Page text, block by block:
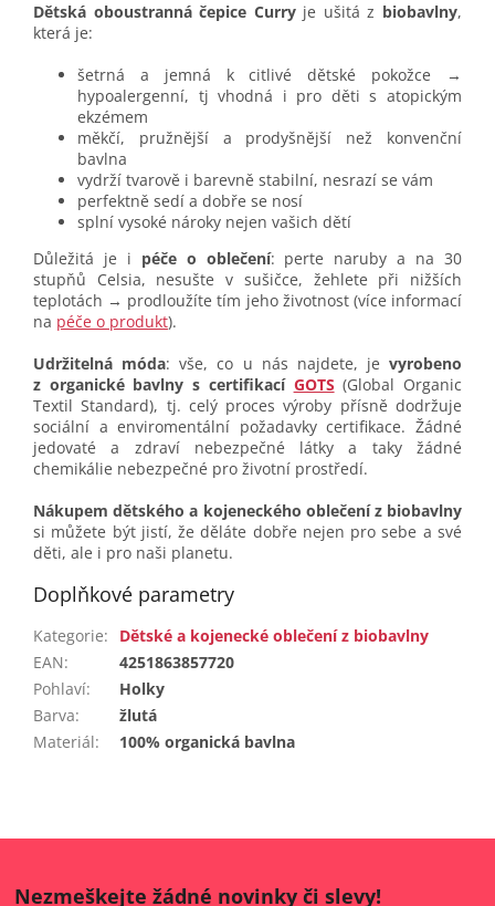
Dětská oboustranná čepice Curry je ušitá z biobavlny,
která je:
šetrná a jemná k citlivé dětské pokožce →
hypoalergenní, tj vhodná i pro děti s atopickým
ekzémem
měkčí, pružnější a prodyšnější než konvenční
bavlna
vydrží tvarově i barevně stabilní, nesrazí se vám
perfektně sedí a dobře se nosí
splní vysoké nároky nejen vašich dětí
Důležitá je i péče o oblečení: perte naruby a na 30
stupňů Celsia, nesušte v sušičce, žehlete při nižších
teplotách → prodloužíte tím jeho životnost (více informací
na péče o produkt).
Udržitelná móda: vše, co u nás najdete, je vyrobeno
z organické bavlny s certifikací GOTS (Global Organic
Textil Standard), tj. celý proces výroby přísně dodržuje
sociální a enviromentální požadavky certifikace. Žádné
jedovaté a zdraví nebezpečné látky a taky žádné
chemikálie nebezpečné pro životní prostředí.
Nákupem dětského a kojeneckého oblečení z biobavlny
si můžete být jistí, že děláte dobře nejen pro sebe a své
děti, ale i pro naši planetu.
Doplňkové parametry
Kategorie:
Dětské a kojenecké oblečení z biobavlny
EAN:
4251863857720
Pohlaví:
Holky
Barva:
žlutá
Materiál: 100% organická bavlna
Nezmeškejte žádné novinky či slevy!